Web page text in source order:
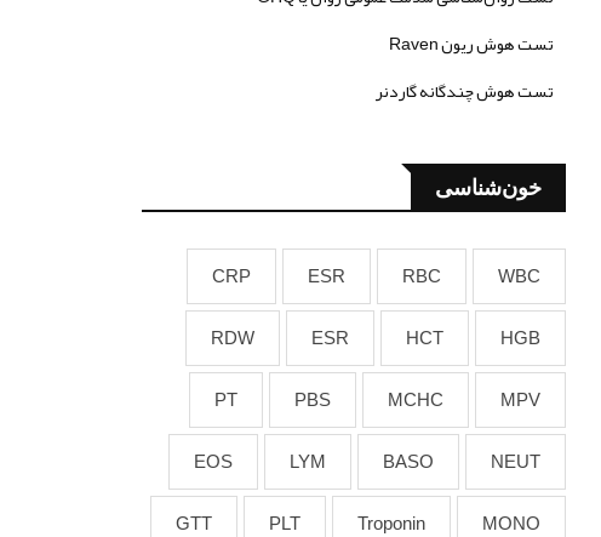
تست هوش ریون Raven
تست هوش چندگانه گاردنر
خون‌شناسی
WBC
RBC
ESR
CRP
HGB
HCT
ESR
RDW
MPV
MCHC
PBS
PT
NEUT
BASO
LYM
EOS
MONO
Troponin
PLT
GTT